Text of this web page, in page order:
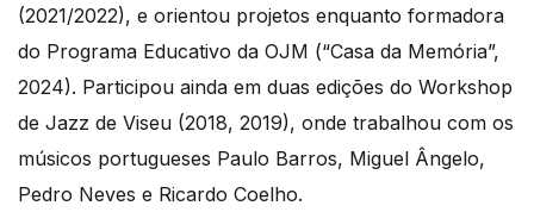
(2021/2022), e orientou projetos enquanto formadora
do Programa Educativo da OJM (“Casa da Memória”,
2024). Participou ainda em duas edições do Workshop
de Jazz de Viseu (2018, 2019), onde trabalhou com os
músicos portugueses Paulo Barros, Miguel Ângelo,
Pedro Neves e Ricardo Coelho.